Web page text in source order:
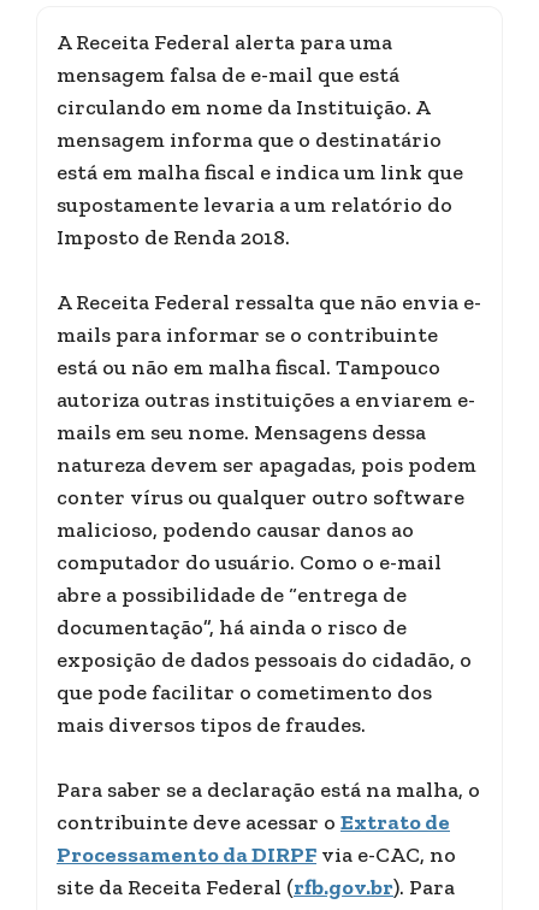
A Receita Federal alerta para uma
mensagem falsa de e-mail que está
circulando em nome da Instituição. A
mensagem informa que o destinatário
está em malha fiscal e indica um link que
supostamente levaria a um relatório do
Imposto de Renda 2018.
A Receita Federal ressalta que não envia e-
mails para informar se o contribuinte
está ou não em malha fiscal. Tampouco
autoriza outras instituições a enviarem e-
mails em seu nome. Mensagens dessa
natureza devem ser apagadas, pois podem
conter vírus ou qualquer outro software
malicioso, podendo causar danos ao
computador do usuário. Como o e-mail
abre a possibilidade de “entrega de
documentação”, há ainda o risco de
exposição de dados pessoais do cidadão, o
que pode facilitar o cometimento dos
mais diversos tipos de fraudes.
Para saber se a declaração está na malha, o
contribuinte deve acessar o Extrato de
Processamento da DIRPF via e-CAC, no
site da Receita Federal (rfb.gov.br). Para